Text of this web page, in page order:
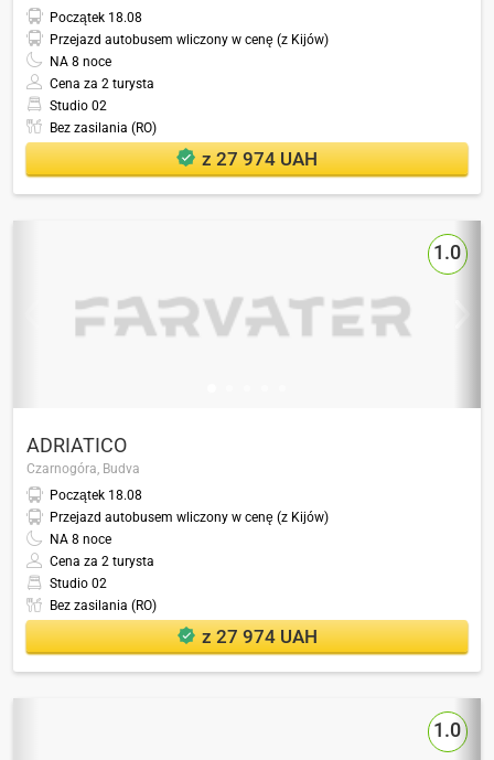
Początek 18.08
Przejazd autobusem wliczony w cenę (z Kijów)
NA 8 noce
Cena za 2 turysta
Studio 02
Bez zasilania (RO)
z 27 974 UAH
1.0
ADRIATICO
Czarnogóra, Budva
Początek 18.08
Przejazd autobusem wliczony w cenę (z Kijów)
NA 8 noce
Cena za 2 turysta
Studio 02
Bez zasilania (RO)
z 27 974 UAH
1.0